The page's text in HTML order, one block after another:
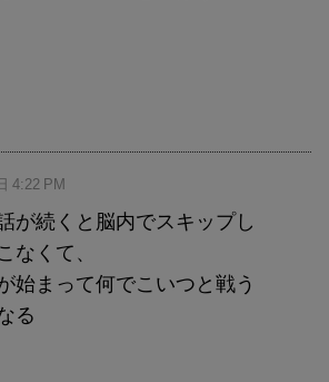
4:22 PM
が続くと脳内でスキップし
なくて、
始まって何でこいつと戦う
る